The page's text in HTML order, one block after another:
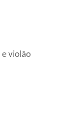
e violão